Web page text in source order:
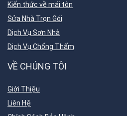
Kiến thức về mái tôn
Sửa Nhà Trọn Gói
Dịch Vụ Sơn Nhà
Dịch Vụ Chống Thấm
VỀ CHÚNG TÔI
Giới Thiệu
Liên Hệ